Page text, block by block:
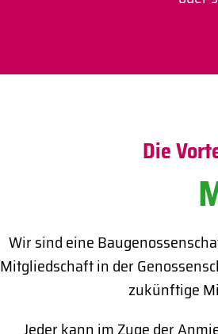
Die
Wir sind eine
Mitgliedschaft in der
zukünftige